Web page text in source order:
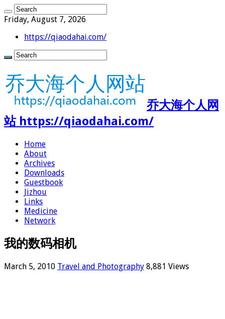
Friday, August 7, 2026
https://qiaodahai.com/
乔大海个人网
站 https://qiaodahai.com/
Home
About
Archives
Downloads
Guestbook
Jizhou
Links
Medicine
Network
我的数码相机
March 5, 2010 Travel and Photography 8,881 Views